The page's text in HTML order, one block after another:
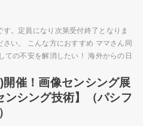
。定員になり次第受付終了となりま
い。 こんな方におすすめ ママさん同
ての不安を解消したい！ 海外からの日
催！画像センシング展
シング技術】（パシフ